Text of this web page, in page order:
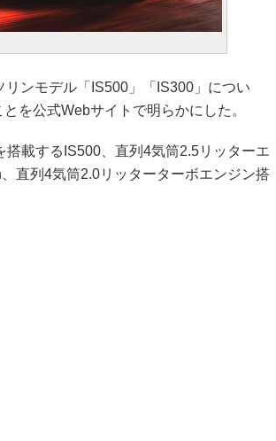
ンモデル「IS500」「IS300」につい
を公式Webサイトで明らかにした。
載するIS500、直列4気筒2.5リッターエ
直列4気筒2.0リッターターボエンジン搭